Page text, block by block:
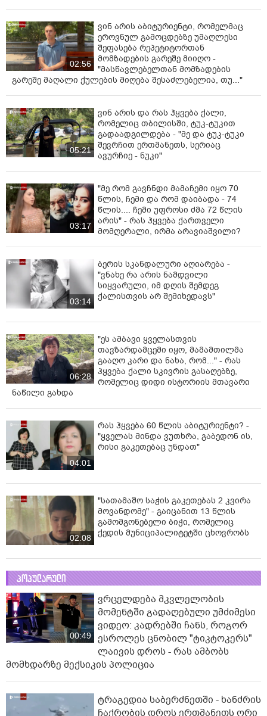
02:56
ვინ არის აბიტურიენტი, რომელმაც
ეროვნულ გამოცდებზე უმაღლესი
შეფასება რეპეტიტორთან
მომზადების გარეშე მიიღო -
"მასწავლებელთან მომზადების
გარეშე მაღალი ქულების მიღება შესაძლებელია, თუ..."
05:21
ვინ არის და რას ჰყვება ქალი,
რომელიც თბილისში, ტუკ-ტუკით
გადაადგილდება - "მე და ტუკ-ტუკი
შევრჩით ერთმანეთს, სერიაც
ავურჩიე - ნუკი"
03:17
"მე რომ გავჩნდი მამაჩემი იყო 70
წლის, ჩემი და რომ დაიბადა - 74
წლის.... ჩემი უფროსი ძმა 72 წლის
არის" - რას ჰყვება ქართველი
მომღერალი, ირმა არავიაშვილი?
03:14
ბერის სკანდალური აღიარება -
"ვნახე რა არის ნამდვილი
სიყვარული, იმ დღის შემდეგ
ქალისთვის არ შემიხედავს"
06:28
"ეს ამბავი ყველასთვის
თავზარდამცემი იყო, მამამთილმა
გააღო კარი და ნახა, რომ..." - რას
ჰყვება ქალი სკივრის გასაღებზე,
რომელიც დიდი ისტორიის მთავარი
ნაწილი გახდა
04:01
რას ჰყვება 60 წლის აბიტურიენტი? -
"ყველას მინდა ვუთხრა, გაბედონ ის,
რისი გაკეთებაც უნდათ"
02:08
"სათამაშო საჭის გაკეთებას 2 კვირა
მოვანდომე" - გაიცანით 13 წლის
გამომგონებელი ბიჭი, რომელიც
ქედის მუნიციპალიტეტში ცხოვრობს
პოპულარული
00:49
ვრცელდება მკვლელობის
მომენტში გადაღებული უმძიმესი
ვიდეო: კადრებში ჩანს, როგორ
ესროლეს ცნობილ "ტიკტოკერს"
ლაივის დროს - რას ამბობს
მომხდარზე მექსიკის პოლიცია
ტრაგედია საბერძნეთში - ხანძრის
ჩაქრობის დროს ერთმანეთს ორი